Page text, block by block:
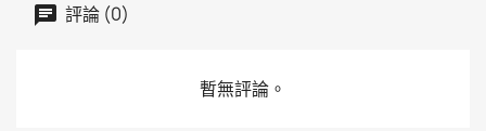
評論 (0)
暫無評論。